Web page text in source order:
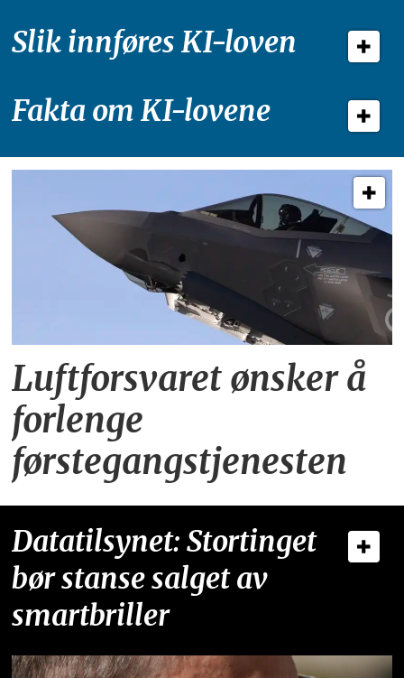
Slik innføres KI-loven
Fakta om KI-lovene
Luftforsvaret ønsker å
forlenge
førstegangstjenesten
Datatilsynet: Stortinget
bør stanse salget av
smartbriller